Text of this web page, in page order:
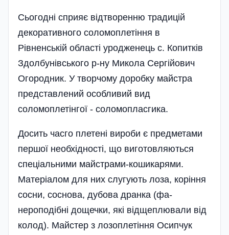
Сьогодні сприяє відтворенню традицій
декоративного соломоплетіння в
Рівненській області уродженець с. Копитків
Здолбунівського р-ну Микола Сергійович
Огородник. У творчому доробку майстра
представлений особливий вид
соломоплетінгої - соломопласгика.
Досить часго плетені вироби є предметами
першої необхідності, що виготовляються
спеціальними майстрами-кошикарями.
Матеріалом для них слугують лоза, коріння
сосни, соснова, дубова дранка (фа-
нероподібні дощечки, які відщеплювали від
колод). Майстер з лозоплетіння Осипчук